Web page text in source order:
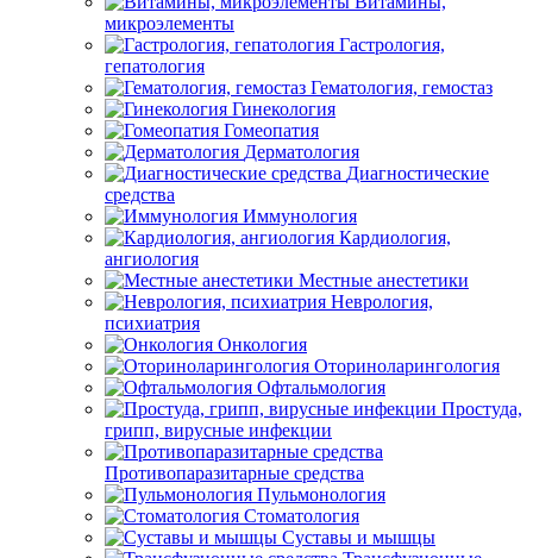
микроэлементы
Гастрология,
гепатология
Гематология, гемостаз
Гинекология
Гомеопатия
Дерматология
Диагностические
средства
Иммунология
Кардиология,
ангиология
Местные анестетики
Неврология,
психиатрия
Онкология
Оториноларингология
Офтальмология
Простуда,
грипп, вирусные инфекции
Противопаразитарные средства
Пульмонология
Стоматология
Суставы и мышцы